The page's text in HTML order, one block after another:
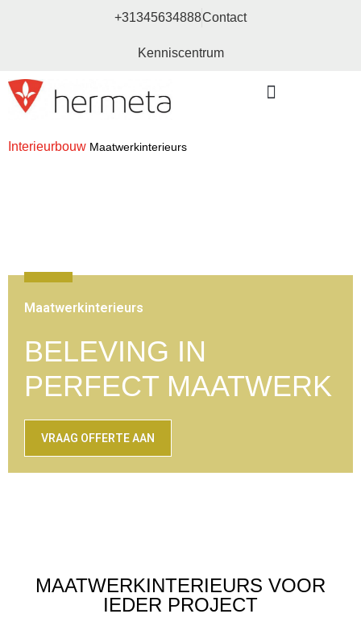
+31345634888Contact
Kenniscentrum
Interieurbouw Maatwerkinterieurs
Maatwerkinterieurs
BELEVING IN
PERFECT MAATWERK
VRAAG OFFERTE AAN
MAATWERKINTERIEURS VOOR
IEDER PROJECT